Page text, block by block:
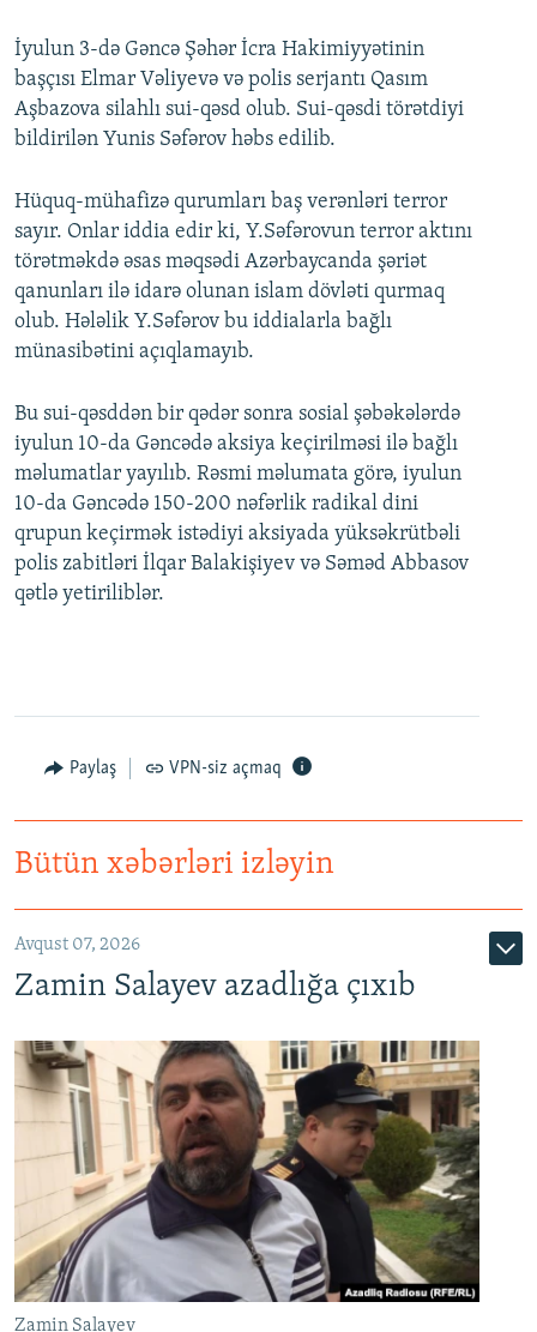
İyulun 3-də Gəncə Şəhər İcra Hakimiyyətinin
başçısı Elmar Vəliyevə və polis serjantı Qasım
Aşbazova silahlı sui-qəsd olub. Sui-qəsdi törətdiyi
bildirilən Yunis Səfərov həbs edilib.
Hüquq-mühafizə qurumları baş verənləri terror
sayır. Onlar iddia edir ki, Y.Səfərovun terror aktını
törətməkdə əsas məqsədi Azərbaycanda şəriət
qanunları ilə idarə olunan islam dövləti qurmaq
olub. Hələlik Y.Səfərov bu iddialarla bağlı
münasibətini açıqlamayıb.
Bu sui-qəsddən bir qədər sonra sosial şəbəkələrdə
iyulun 10-da Gəncədə aksiya keçirilməsi ilə bağlı
məlumatlar yayılıb. Rəsmi məlumata görə, iyulun
10-da Gəncədə 150-200 nəfərlik radikal dini
qrupun keçirmək istədiyi aksiyada yüksəkrütbəli
polis zabitləri İlqar Balakişiyev və Səməd Abbasov
qətlə yetiriliblər.
Paylaş VPN-siz açmaq
Bütün xəbərləri izləyin
Avqust 07, 2026
Zamin Salayev azadlığa çıxıb
Zamin Salayev